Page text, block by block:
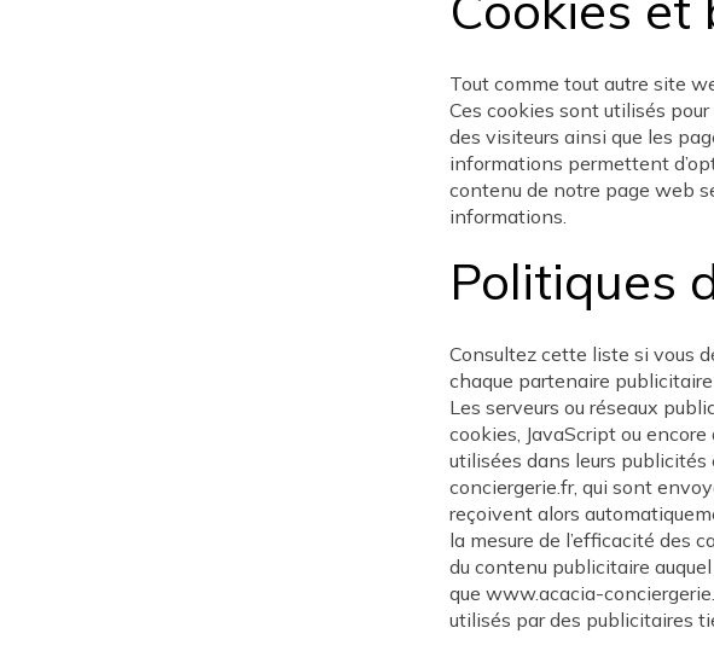
Tout comme tout autre site
Ces cookies sont utilisés
des visiteurs ainsi que les
informations permettent
contenu de notre page web
informations.
Politiques
Consultez cette liste si vous
chaque partenaire
Les serveurs ou réseaux
cookies, JavaScript ou
utilisées dans leurs
conciergerie.fr, qui sont
reçoivent alors
la mesure de l’efficacité des
du contenu publicitaire
que www.acacia-
utilisés par des publicitaires